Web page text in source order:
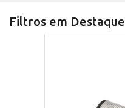
Filtros em Destaque